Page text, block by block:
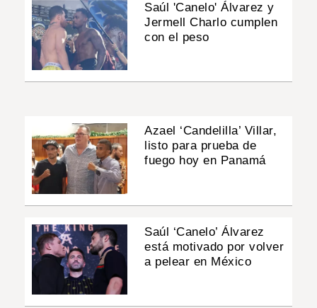
Saúl 'Canelo' Álvarez y
Jermell Charlo cumplen
con el peso
Azael ‘Candelilla’ Villar,
listo para prueba de
fuego hoy en Panamá
Saúl ‘Canelo’ Álvarez
está motivado por volver
a pelear en México